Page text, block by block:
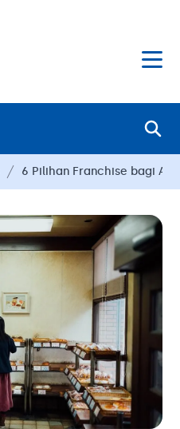
6 Pilihan Franchise bagi